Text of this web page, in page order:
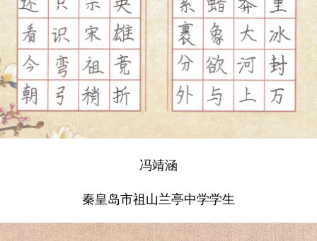
冯靖涵
秦皇岛市祖山兰亭中学学生